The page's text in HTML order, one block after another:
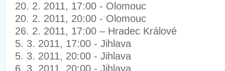
20. 2. 2011, 17:00 - Olomouc
20. 2. 2011, 20:00 - Olomouc
26. 2. 2011, 17:00 – Hradec Králové
5. 3. 2011, 17:00 - Jihlava
5. 3. 2011, 20:00 - Jihlava
6. 3. 2011, 20:00 - Jihlava